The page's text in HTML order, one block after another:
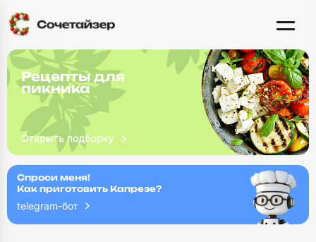
Рецепты для
пикника
Спроси меня!
Как приготовить Капрезе?
telegram-бот